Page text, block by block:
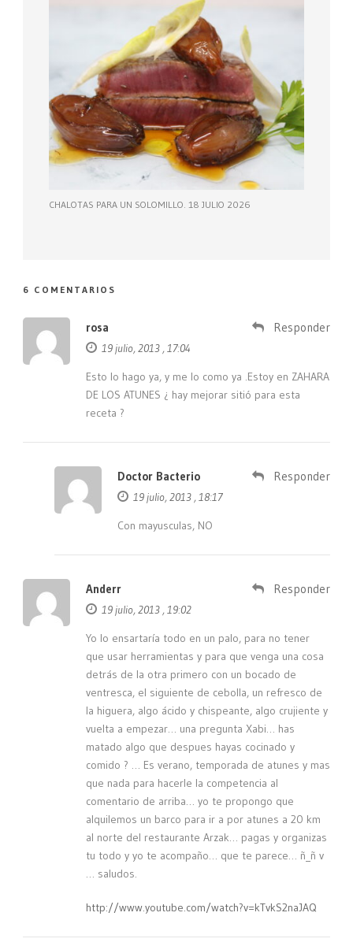
CHALOTAS PARA UN SOLOMILLO. 18 JULIO 2026
6 COMENTARIOS
rosa
19 julio, 2013 , 17:04
Responder
Esto lo hago ya, y me lo como ya .Estoy en ZAHARA
DE LOS ATUNES ¿ hay mejorar sitió para esta
receta ?
Doctor Bacterio
19 julio, 2013 , 18:17
Responder
Con mayusculas, NO
Anderr
19 julio, 2013 , 19:02
Responder
Yo lo ensartaría todo en un palo, para no tener
que usar herramientas y para que venga una cosa
detrás de la otra primero con un bocado de
ventresca, el siguiente de cebolla, un refresco de
la higuera, algo ácido y chispeante, algo crujiente y
vuelta a empezar… una pregunta Xabi… has
matado algo que despues hayas cocinado y
comido ? … Es verano, temporada de atunes y mas
que nada para hacerle la competencia al
comentario de arriba… yo te propongo que
alquilemos un barco para ir a por atunes a 20 km
al norte del restaurante Arzak… pagas y organizas
tu todo y yo te acompaño… que te parece… ñ_ñ v
… saludos.
http://www.youtube.com/watch?v=kTvkS2naJAQ